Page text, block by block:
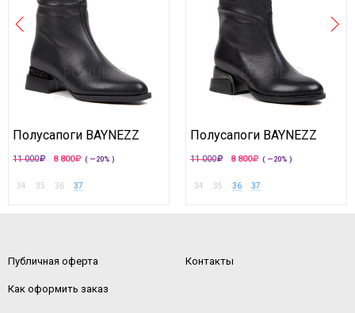
Полусапоги BAYNEZZ
11 000 8 800 ( —20% )
34 35 36 37
Полусапоги BAYNEZZ
11 000 8 800 ( —20% )
34 35 36 37
Публичная оферта
Как оформить заказ
Контакты